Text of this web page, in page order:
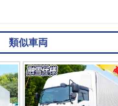
類似車両